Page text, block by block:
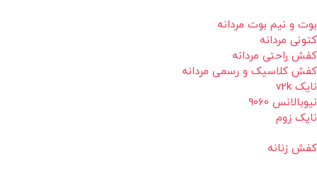
بوت و نیم بوت مردانه
کتونی مردانه
کفش راحتی مردانه
کفش کلاسیک و رسمی مردانه
نایک v2k
نیوبالانس 9060
نایک زوم
کفش زنانه